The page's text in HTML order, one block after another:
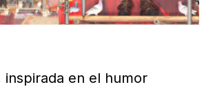
inspirada en el humor